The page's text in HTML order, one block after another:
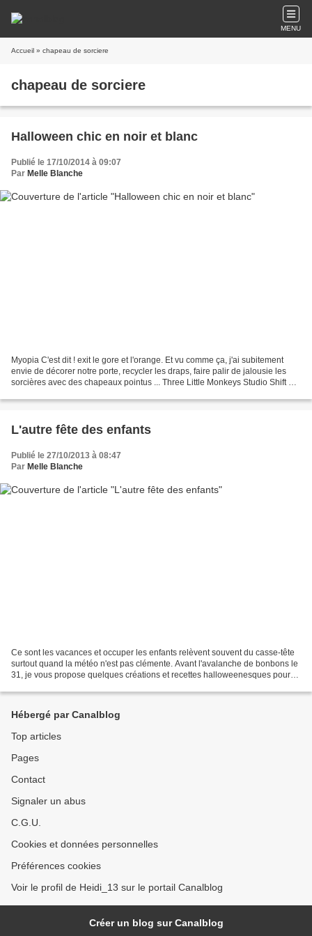
MENU
Accueil » chapeau de sorciere
chapeau de sorciere
Halloween chic en noir et blanc
Publié le 17/10/2014 à 09:07
Par Melle Blanche
Myopia C'est dit ! exit le gore et l'orange. Et vu comme ça, j'ai subitement
envie de décorer notre porte, recycler les draps, faire palir de jalousie les
sorcières avec des chapeaux pointus ... Three Little Monkeys Studio Shift Ctr
L'autre fête des enfants
Publié le 27/10/2013 à 08:47
Par Melle Blanche
Ce sont les vacances et occuper les enfants relèvent souvent du casse-tête
surtout quand la météo n'est pas clémente. Avant l'avalanche de bonbons le
31, je vous propose quelques créations et recettes halloweenesques pour
Hébergé par Canalblog
Top articles
Pages
Contact
Signaler un abus
C.G.U.
Cookies et données personnelles
Préférences cookies
Voir le profil de Heidi_13 sur le portail Canalblog
Créer un blog sur Canalblog